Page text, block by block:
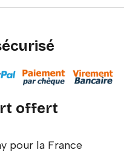
offert
pour la France